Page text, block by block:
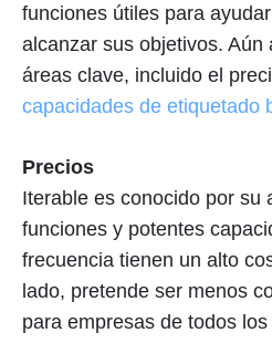
funciones útiles para
alcanzar sus objetivos.
áreas clave, incluido el
capacidades de etiquetado
Precios
Iterable es conocido por su
funciones y potentes
frecuencia tienen un alto
lado, pretende ser menos
para empresas de todos